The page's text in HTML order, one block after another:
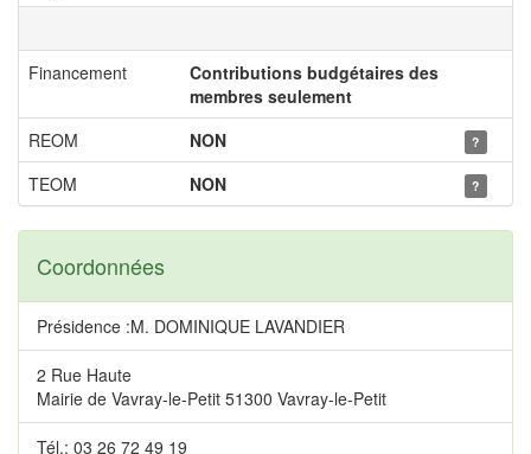
Financement
Contributions budgétaires des
membres seulement
REOM
NON ?
TEOM NON ?
Coordonnées
Présidence :M. DOMINIQUE LAVANDIER
2 Rue Haute
Mairie de Vavray-le-Petit 51300 Vavray-le-Petit
Tél.: 03 26 72 49 19